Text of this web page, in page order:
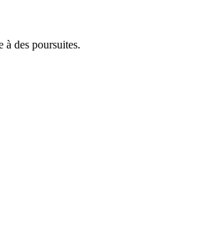
à des poursuites.